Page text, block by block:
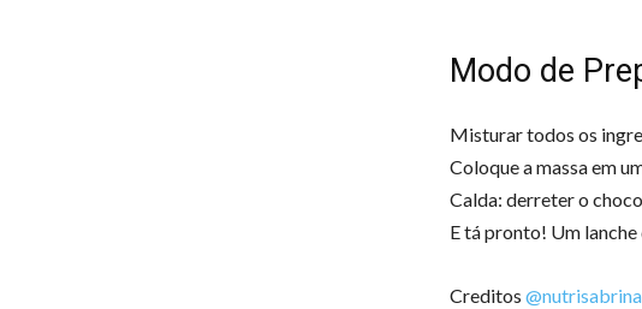
Modo de
Misturar todos os
Coloque a massa em
Calda: derreter o
E tá pronto! Um
Creditos